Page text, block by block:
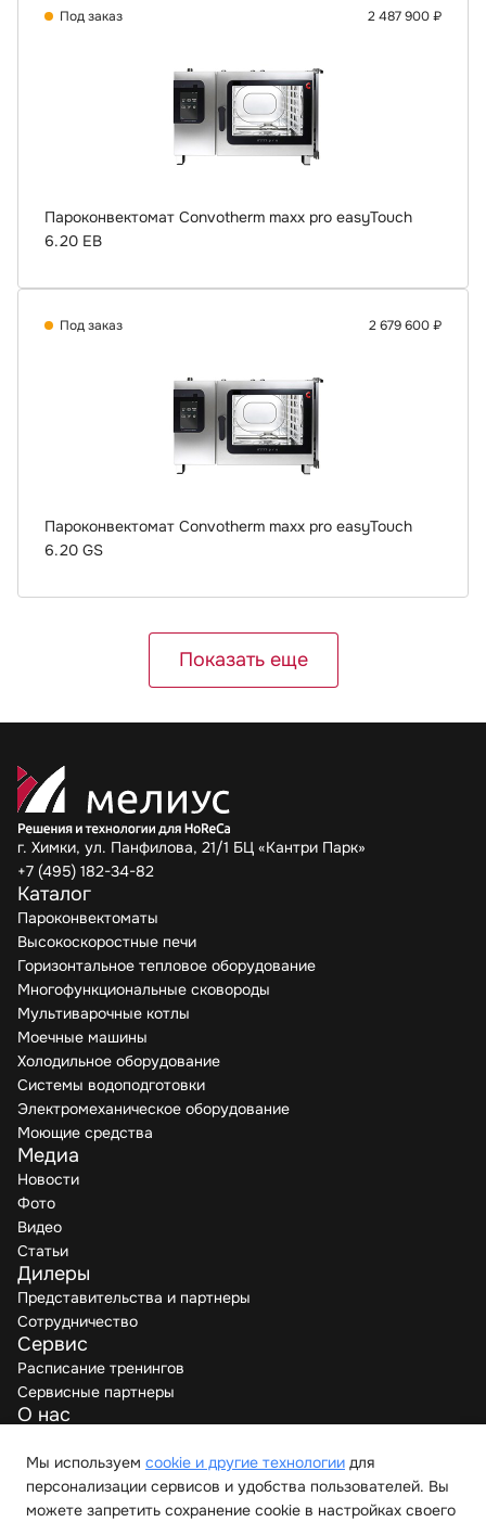
Под заказ 2 487 900 ₽
Пароконвектомат Convotherm maxx pro easyTouch
6.20 EB
Под заказ 2 679 600 ₽
Пароконвектомат Convotherm maxx pro easyTouch
6.20 GS
Показать еще
г. Химки, ул. Панфилова, 21/1 БЦ «Кантри Парк»
+7 (495) 182-34-82
Каталог
Пароконвектоматы
Высокоскоростные печи
Горизонтальное тепловое оборудование
Многофункциональные сковороды
Мультиварочные котлы
Моечные машины
Холодильное оборудование
Системы водоподготовки
Электромеханическое оборудование
Моющие средства
Медиа
Новости
Фото
Видео
Статьи
Дилеры
Представительства и партнеры
Сотрудничество
Сервис
Расписание тренингов
Сервисные партнеры
О нас
Вакансии
Контакты
Мы используем cookie и другие технологии для
персонализации сервисов и удобства пользователей. Вы
можете запретить сохранение cookie в настройках своего